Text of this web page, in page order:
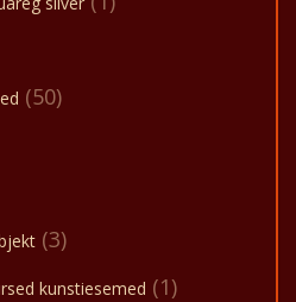
(50)
(3)
kunstiesemed (1)